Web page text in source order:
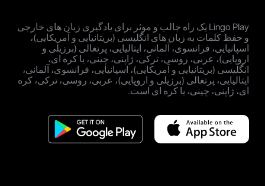
Lingo Play یک راه جالب و موثر برای یادگیری زبان های خارجی
و حفظ کلمات به زبان های انگلیسی (بریتانیایی و آمریکایی)،
اسپانیایی، فرانسوی، آلمانی، ایتالیایی، پرتغالی (برزیلی و
اروپایی)، عربی، روسی، ترکی، ژاپنی، چینی، یا کره ای،
انگلیسی (بریتانیایی و آمریکایی)، اسپانیایی، فرانسوی، آلمانی،
ایتالیایی، پرتغالی (برزیلی و اروپایی)، عربی، روسی، ترکی، کره
ای، ژاپنی، چینی، یا کره ای است.